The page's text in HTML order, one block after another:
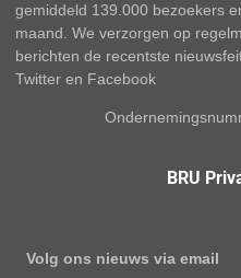
gemiddeld 139.000 bezoekers
maand. We verzorgen op
berichten de recentste
Twitter en Facebook
BRU
Volg ons nieuws via email